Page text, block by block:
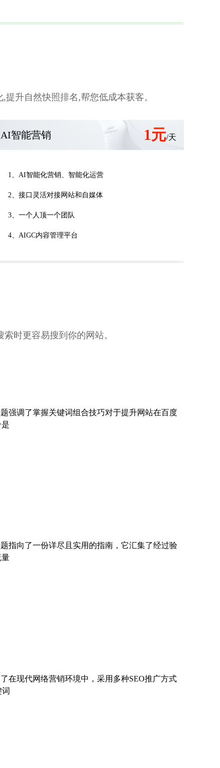
升自然快照排名,帮您低成本获客。
AI智能营销 1元/天
1、AI智能化营销、智能化运营
2、接口灵活对接网站和自媒体
3、一个人顶一个团队
4、AIGC内容管理平台
时更容易搜到你的网站。
强调了掌握关键词组合技巧对于提升网站在百度
指向了一份详尽且实用的指南，它汇集了经过验
量
在现代网络营销环境中，采用多种SEO推广方式